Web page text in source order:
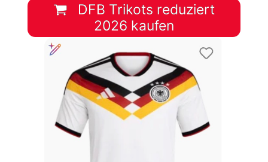
DFB Trikots reduziert
2026 kaufen